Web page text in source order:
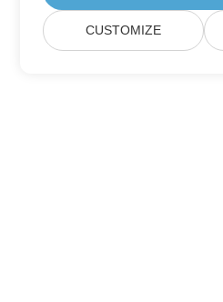
CUSTOMIZE